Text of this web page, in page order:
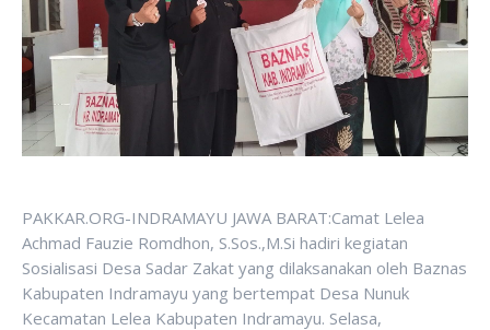
PAKKAR.ORG-INDRAMAYU JAWA BARAT:Camat Lelea
Achmad Fauzie Romdhon, S.Sos.,M.Si hadiri kegiatan
Sosialisasi Desa Sadar Zakat yang dilaksanakan oleh Baznas
Kabupaten Indramayu yang bertempat Desa Nunuk
Kecamatan Lelea Kabupaten Indramayu. Selasa,